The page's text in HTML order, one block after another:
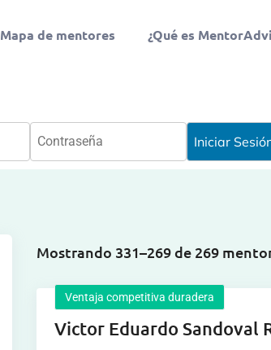
Mapa de mentores ¿Qué es
Mostrando 331–269 de 269
Ventaja competitiva duradera
Victor Eduardo Sandoval